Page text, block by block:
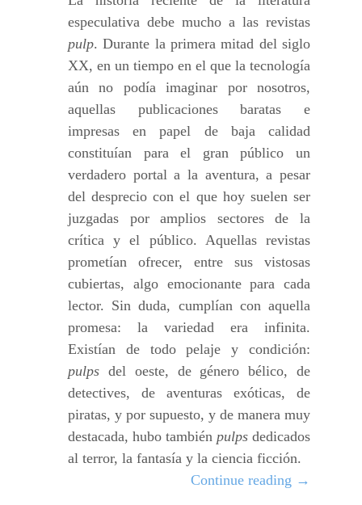
especulativa debe mucho a las revistas
pulp. Durante la primera mitad del siglo
XX, en un tiempo en el que la tecnología
aún no podía imaginar por nosotros,
aquellas publicaciones baratas e
impresas en papel de baja calidad
constituían para el gran público un
verdadero portal a la aventura, a pesar
del desprecio con el que hoy suelen ser
juzgadas por amplios sectores de la
crítica y el público. Aquellas revistas
prometían ofrecer, entre sus vistosas
cubiertas, algo emocionante para cada
lector. Sin duda, cumplían con aquella
promesa: la variedad era infinita.
Existían de todo pelaje y condición:
pulps del oeste, de género bélico, de
detectives, de aventuras exóticas, de
piratas, y por supuesto, y de manera muy
destacada, hubo también pulps dedicados
al terror, la fantasía y la ciencia ficción.
Continue reading →